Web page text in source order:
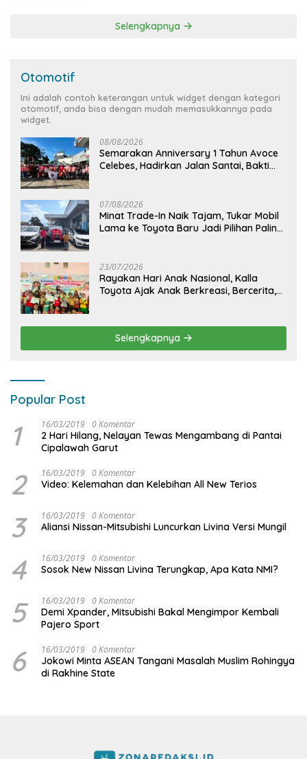
Selengkapnya
Otomotif
Ini adalah contoh keterangan untuk widget dengan kategori
otomotif, anda bisa dengan mudah memasukkannya pada
widget.
08/08/2026
Semarakan Anniversary 1 Tahun Avoce
Celebes, Hadirkan Jalan Santai, Bakti
07/08/2026
Minat Trade-In Naik Tajam, Tukar Mobil
Lama ke Toyota Baru Jadi Pilihan Paling
23/07/2026
Rayakan Hari Anak Nasional, Kalla
Toyota Ajak Anak Berkreasi, Bercerita,
Selengkapnya
Popular Post
1 16/03/2019 0 Komentar
2 Hari Hilang, Nelayan Tewas Mengambang di Pantai
Cipalawah Garut
2 16/03/2019 0 Komentar
Video: Kelemahan dan Kelebihan All New Terios
3 16/03/2019 0 Komentar
Aliansi Nissan-Mitsubishi Luncurkan Livina Versi Mungil
4 16/03/2019 0 Komentar
Sosok New Nissan Livina Terungkap, Apa Kata NMI?
5 16/03/2019 0 Komentar
Demi Xpander, Mitsubishi Bakal Mengimpor Kembali
Pajero Sport
6 16/03/2019 0 Komentar
Jokowi Minta ASEAN Tangani Masalah Muslim Rohingya
di Rakhine State